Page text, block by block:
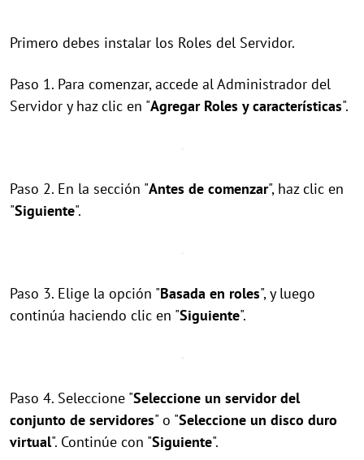
Primero debes instalar los Roles del Servidor.
Paso 1. Para comenzar, accede al Administrador del
Servidor y haz clic en "Agregar Roles y características".
Paso 2. En la sección "Antes de comenzar", haz clic en
"Siguiente".
Paso 3. Elige la opción "Basada en roles", y luego
continúa haciendo clic en "Siguiente".
Paso 4. Seleccione "Seleccione un servidor del
conjunto de servidores" o "Seleccione un disco duro
virtual". Continúe con "Siguiente".